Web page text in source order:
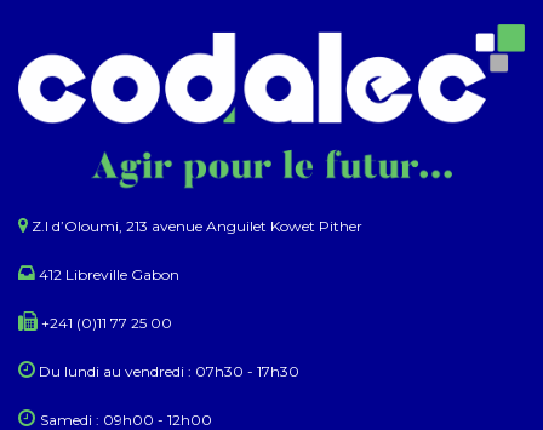
Z.I d’Oloumi, 213 avenue Anguilet Kowet Pither​
412 Libreville Gabon
+241 (0)11 77 25 00
Du lundi au ​​vendredi : 07h30 - 17h30
Samedi : 09h00 - 12h00